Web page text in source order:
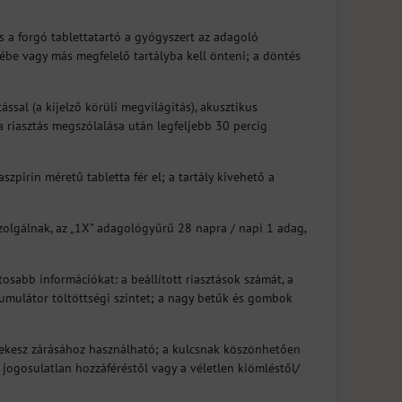
a forgó tablettatartó a gyógyszert az adagoló
vagy más megfelelő tartályba kell önteni; a döntés
(a kijelző körüli megvilágítás), akusztikus
riasztás megszólalása után legfeljebb 30 percig
méretű tabletta fér el; a tartály kivehető a
az „1X" adagológyűrű 28 napra / napi 1 adag,
információkat: a beállított riasztások számát, a
töltöttségi szintet; a nagy betűk és gombok
zárásához használható; a kulcsnak köszönhetően
hozzáféréstől vagy a véletlen kiömléstől/